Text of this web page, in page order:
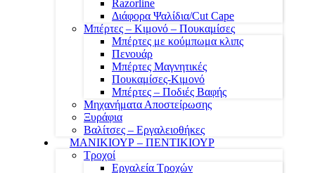
Razorline
Διάφορα Ψαλίδια/Cut Cape
Μπέρτες – Κιμονό – Πουκαμίσες
Μπέρτες με κούμπωμα κλιπς
Πενουάρ
Μπέρτες Μαγνητικές
Πουκαμίσες-Κιμονό
Μπέρτες – Ποδιές Βαφής
Μηχανήματα Αποστείρωσης
Ξυράφια
Βαλίτσες – Εργαλειοθήκες
ΜΑΝΙΚΙΟΥΡ – ΠΕΝΤΙΚΙΟΥΡ
Τροχοί
Εργαλεία Τροχών